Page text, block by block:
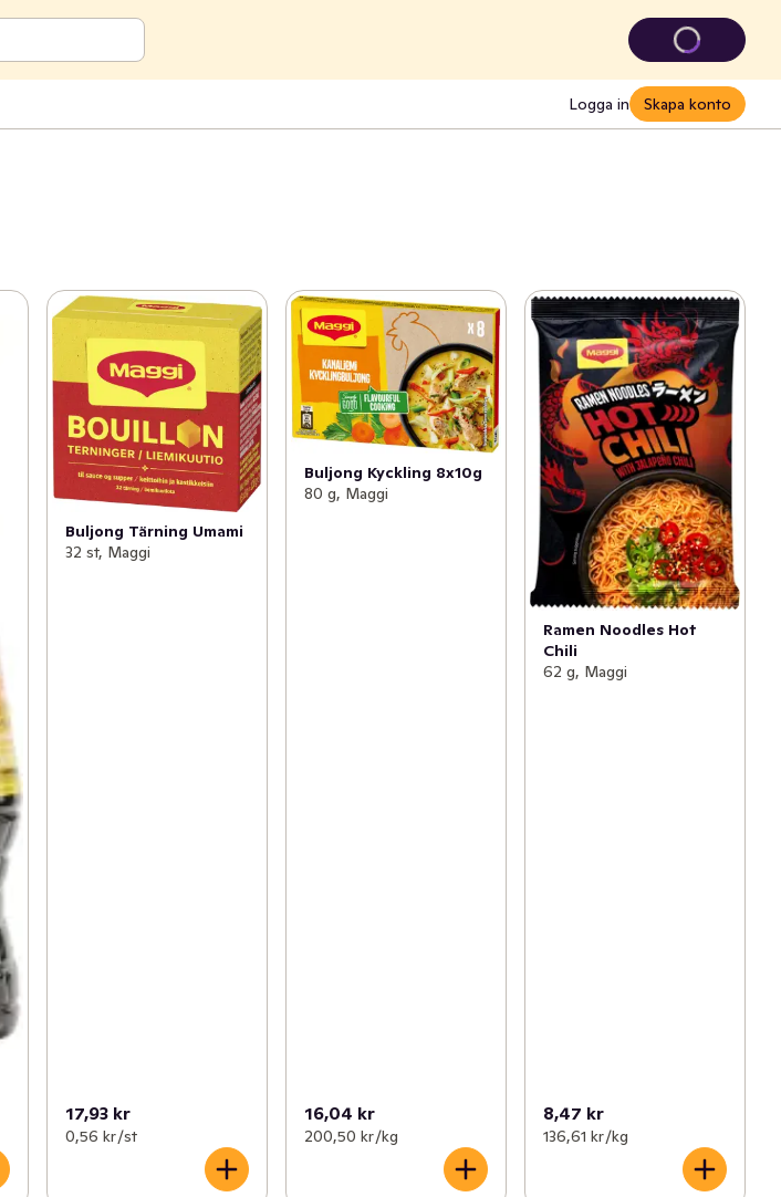
Logga in Skapa konto
Buljong Tärning Umami
32 st, Maggi
17,93 kr
0,56 kr /st
Buljong Kyckling 8x10g
80 g, Maggi
16,04 kr
200,50 kr /kg
Ramen Noodles Hot
Chili
62 g, Maggi
8,47 kr
136,61 kr /kg